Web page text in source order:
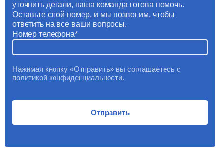
уточнить детали, наша команда готова помочь.
Оставьте свой номер, и мы позвоним, чтобы
ответить на все ваши вопросы.
Номер телефона
Нажимая кнопку «Отправить» вы соглашаетесь с
политикой конфиденциальности.
Отправить